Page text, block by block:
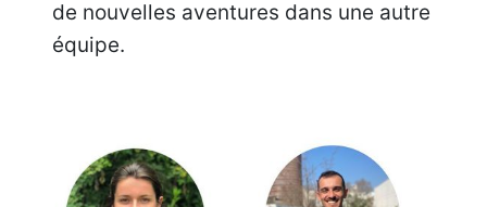
de nouvelles aventures dans une autre
équipe.